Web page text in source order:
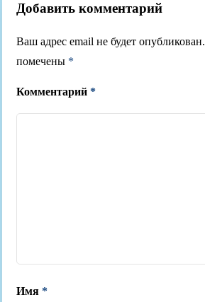
Добавить комментарий
Ваш адрес email не будет опубликован.
помечены *
Комментарий *
Имя *